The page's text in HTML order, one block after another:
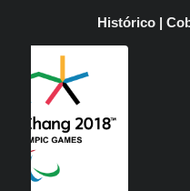
Histórico |